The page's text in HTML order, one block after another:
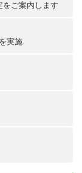
をご案内します
実施